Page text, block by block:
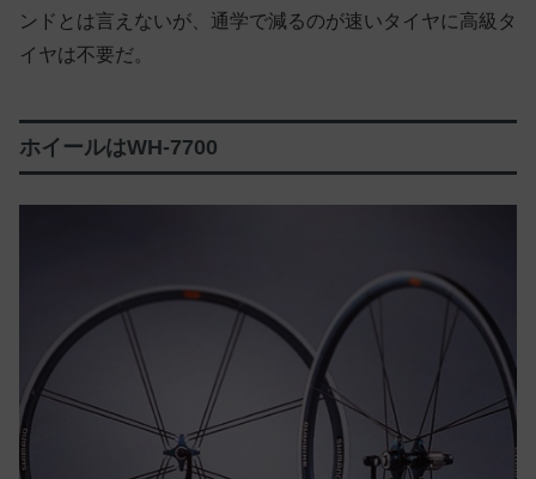
ンドとは言えないが、通学で減るのが速いタイヤに高級タ
イヤは不要だ。
ホイールはWH-7700